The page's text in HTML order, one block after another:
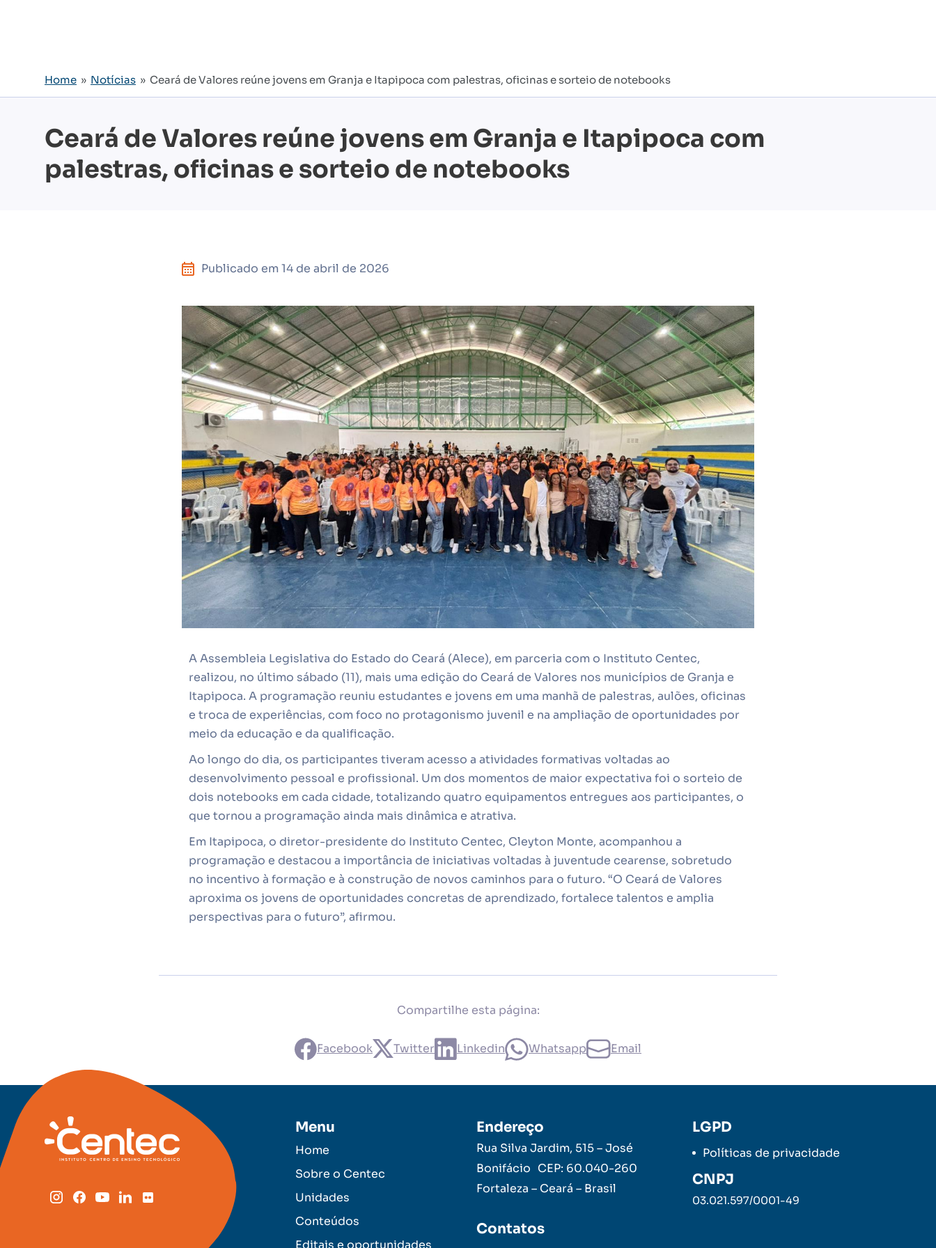
Home » Notícias » Ceará de Valores reúne jovens em Granja e Itapipoca com palestras, oficinas e sorteio de notebooks
Ceará de Valores reúne jovens em Granja e Itapipoca com
palestras, oficinas e sorteio de notebooks
Publicado em 14 de abril de 2026
A Assembleia Legislativa do Estado do Ceará (Alece), em parceria com o Instituto Centec,
realizou, no último sábado (11), mais uma edição do Ceará de Valores nos municípios de Granja e
Itapipoca. A programação reuniu estudantes e jovens em uma manhã de palestras, aulões, oficinas
e troca de experiências, com foco no protagonismo juvenil e na ampliação de oportunidades por
meio da educação e da qualificação.
Ao longo do dia, os participantes tiveram acesso a atividades formativas voltadas ao
desenvolvimento pessoal e profissional. Um dos momentos de maior expectativa foi o sorteio de
dois notebooks em cada cidade, totalizando quatro equipamentos entregues aos participantes, o
que tornou a programação ainda mais dinâmica e atrativa.
Em Itapipoca, o diretor-presidente do Instituto Centec, Cleyton Monte, acompanhou a
programação e destacou a importância de iniciativas voltadas à juventude cearense, sobretudo
no incentivo à formação e à construção de novos caminhos para o futuro. “O Ceará de Valores
aproxima os jovens de oportunidades concretas de aprendizado, fortalece talentos e amplia
perspectivas para o futuro”, afirmou.
Compartilhe esta página:
Facebook Twitter Linkedin Whatsapp Email
Menu
Home
Sobre o Centec
Unidades
Conteúdos
Editais e oportunidades
Endereço
Rua Silva Jardim, 515 – José
Bonifácio CEP: 60.040-260
Fortaleza – Ceará – Brasil
Contatos
LGPD
Políticas de privacidade
CNPJ
03.021.597/0001-49